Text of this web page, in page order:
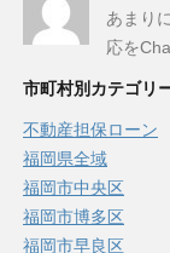
あまり
応を
市町村別カテゴリ
不動産担保ローン
福岡県全域
福岡市中央区
福岡市博多区
福岡市早良区